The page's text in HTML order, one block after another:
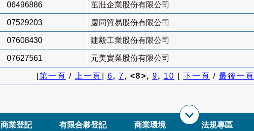
06496886 茁壯企業股份有限公司
07529203 慶同貿易股份有限公司
07608430 建毅工業股份有限公司
07627561 元美實業股份有限公司
[第一頁 / 上一頁] 6, 7, <8>, 9, 10 [ 下一頁 / 最後一頁
商業登記 有限合夥登記 商業環境 法規專區